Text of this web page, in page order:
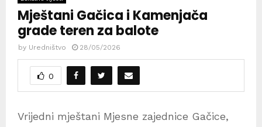
Mještani Gačica i Kamenjača
grade teren za balote
by Uredništvo 28/05/2026
0
Vrijedni mještani Mjesne zajednice Gačice,